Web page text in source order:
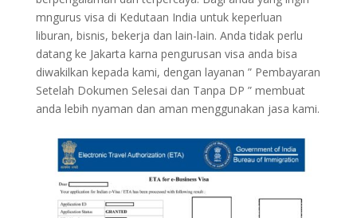
mngurus visa di Kedutaan India untuk keperluan
liburan, bisnis, bekerja dan lain-lain. Anda tidak perlu
datang ke Jakarta karna pengurusan visa anda bisa
diwakilkan kepada kami, dengan layanan ” Pembayaran
Setelah Dokumen Selesai dan Tanpa DP ” membuat
anda lebih nyaman dan aman menggunakan jasa kami.